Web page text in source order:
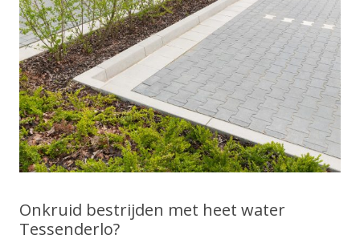
Onkruid bestrijden met heet water
Tessenderlo?